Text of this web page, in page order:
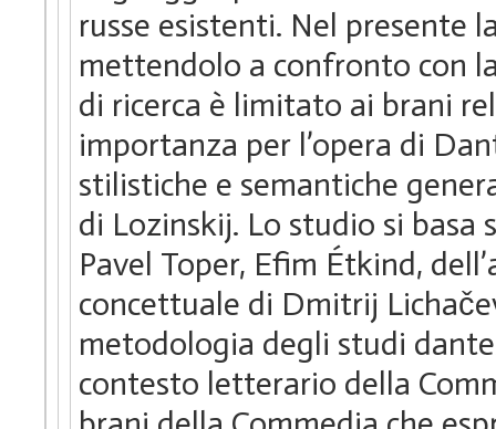
russe esistenti. Nel presente
mettendolo a confronto con
di ricerca è limitato ai brani
importanza per l’opera di
stilistiche e semantiche
di Lozinskij. Lo studio si
Pavel Toper, Efim Étkind,
concettuale di Dmitrij
metodologia degli studi
contesto letterario della